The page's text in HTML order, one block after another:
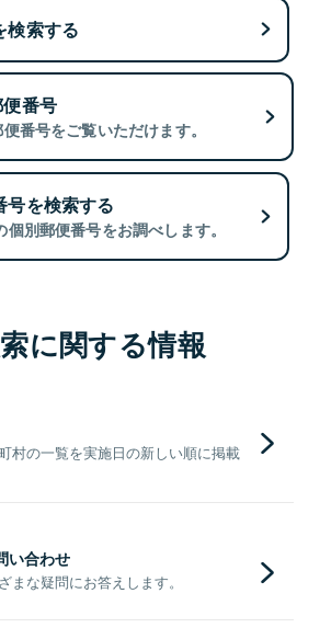
検索する
番号
番号をご覧いただけます。
号を検索する
別郵便番号をお調べします。
に関する情報
村の一覧を実施日の新しい順に掲載
い合わせ
まな疑問にお答えします。